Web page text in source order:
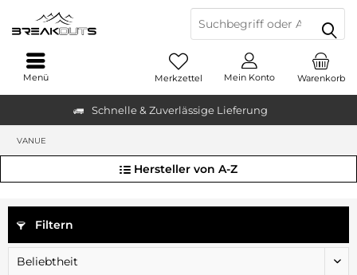
Schnelle & Zuverlässige Lieferung
Warenkorb
Merkzettel Mein Konto
Menü
VANUE
Hersteller von A-Z
Filtern